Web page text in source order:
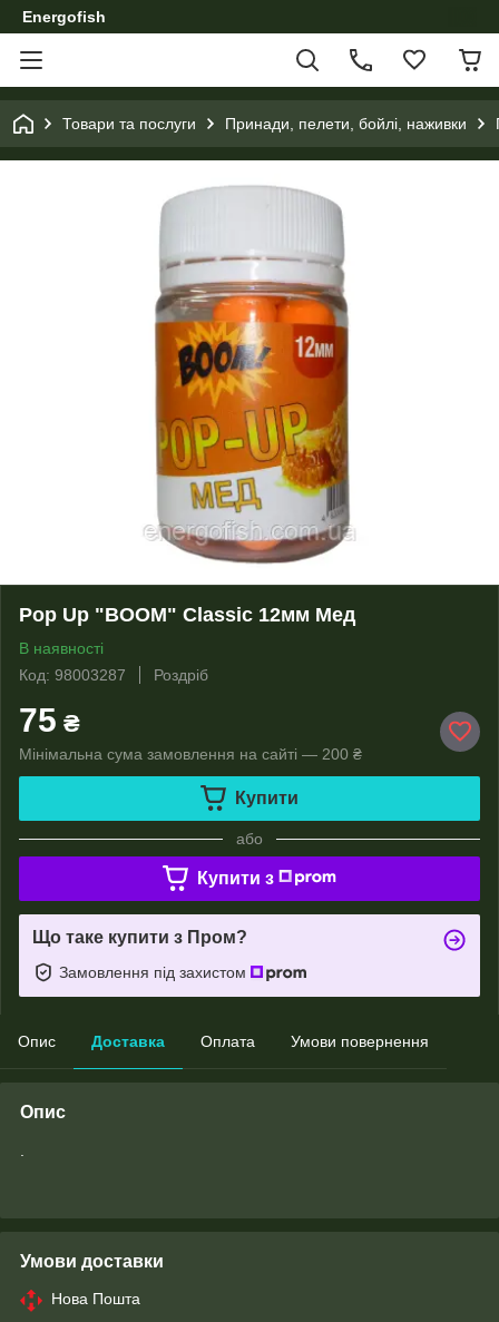
Energofish
Товари та послуги Принади, пелети, бойлі, наживки
Pop Up "BOOM" Classic 12мм Мед
В наявності
Код: 98003287
Роздріб
75 ₴
Мінімальна сума замовлення на сайті — 200 ₴
Купити
або
Купити з
Що таке купити з Пром?
Замовлення під захистом
Опис Доставка Оплата Умови повернення
Опис
Умови доставки
Нова Пошта